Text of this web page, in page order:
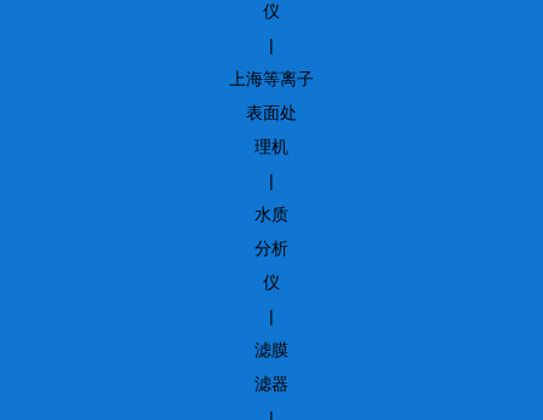
仪
|
上海等离子
表面处
理机
|
水质
分析
仪
|
滤膜
滤器